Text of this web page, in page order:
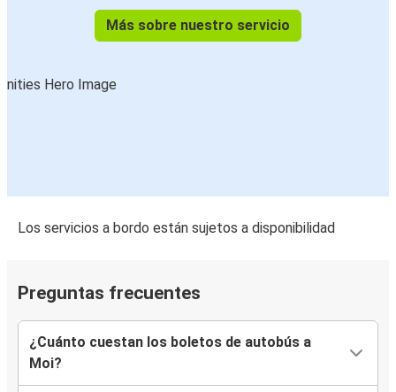
Más sobre nuestro servicio
Los servicios a bordo están sujetos a disponibilidad
Preguntas frecuentes
¿Cuánto cuestan los boletos de autobús a
Moi?